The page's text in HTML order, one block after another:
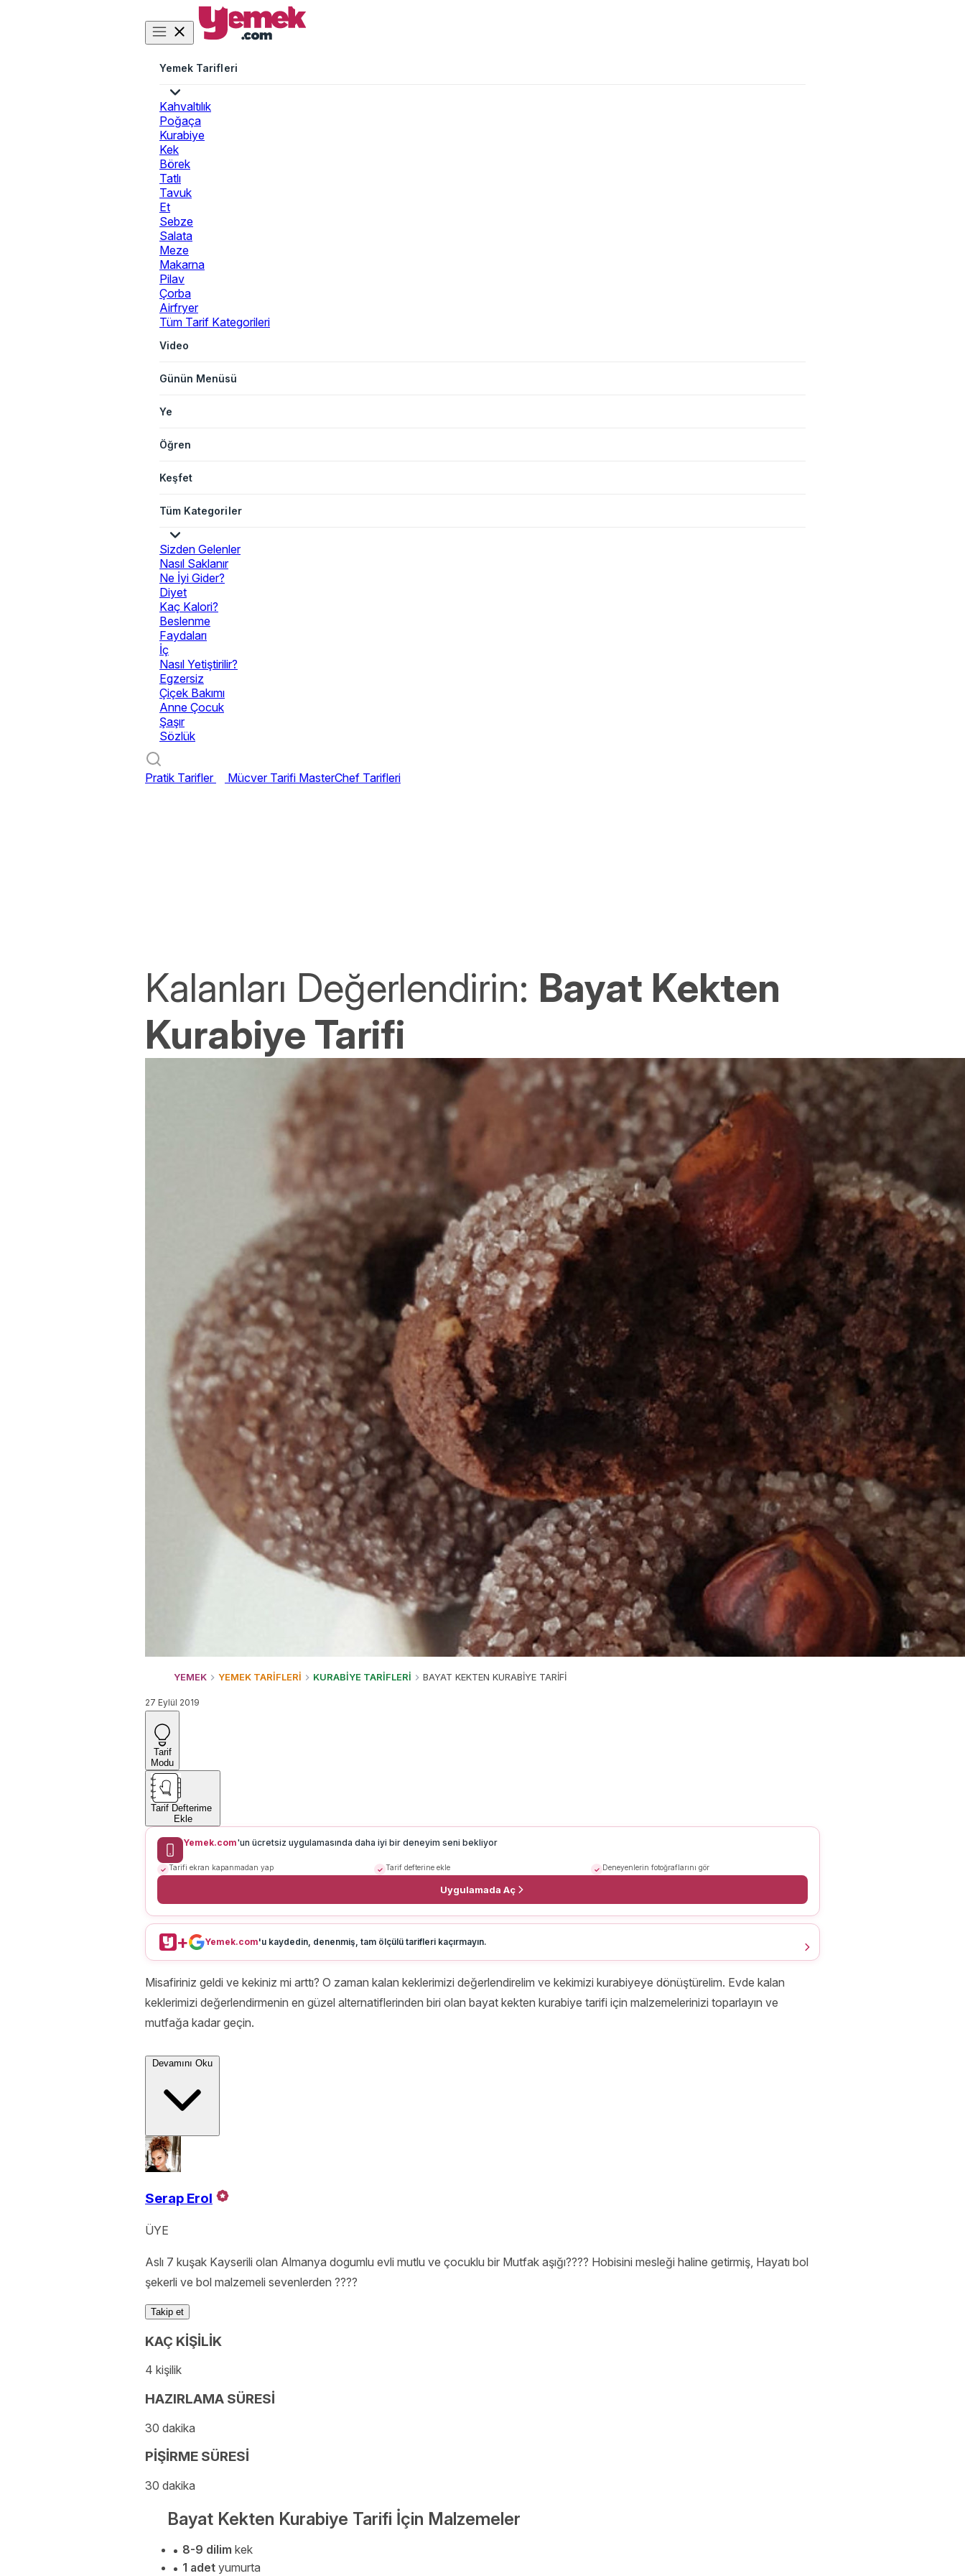
Yemek Tarifleri
Kahvaltılık
Poğaça
Kurabiye
Kek
Börek
Tatlı
Tavuk
Et
Sebze
Salata
Meze
Makarna
Pilav
Çorba
Airfryer
Tüm Tarif Kategorileri
Video
Günün Menüsü
Ye
Öğren
Keşfet
Tüm Kategoriler
Sizden Gelenler
Nasıl Saklanır
Ne İyi Gider?
Diyet
Kaç Kalori?
Beslenme
Faydaları
İç
Nasıl Yetiştirilir?
Egzersiz
Çiçek Bakımı
Anne Çocuk
Şaşır
Sözlük
Pratik Tarifler Mücver Tarifi MasterChef Tarifleri
Kalanları Değerlendirin: Bayat Kekten
Kurabiye Tarifi
YEMEK YEMEK TARİFLERİ KURABİYE TARİFLERİ BAYAT KEKTEN KURABİYE TARİFİ
27 Eylül 2019
Tarif
Modu
Tarif Defterime
Ekle
Yemek.com'un ücretsiz uygulamasında daha iyi bir deneyim seni bekliyor
Tarifi ekran kapanmadan yap Tarif defterine ekle Deneyenlerin fotoğraflarını gör
Uygulamada Aç
+ Yemek.com'u kaydedin, denenmiş, tam ölçülü tarifleri kaçırmayın.
Misafiriniz geldi ve kekiniz mi arttı? O zaman kalan keklerimizi değerlendirelim ve kekimizi kurabiyeye dönüştürelim. Evde kalan
keklerimizi değerlendirmenin en güzel alternatiflerinden biri olan bayat kekten kurabiye tarifi için malzemelerinizi toparlayın ve
mutfağa kadar geçin.
Devamını Oku
Serap Erol
ÜYE
Aslı 7 kuşak Kayserili olan Almanya dogumlu evli mutlu ve çocuklu bir Mutfak aşığı???? Hobisini mesleği haline getirmiş, Hayatı bol
şekerli ve bol malzemeli sevenlerden ????
Takip et
KAÇ KİŞİLİK
4 kişilik
HAZIRLAMA SÜRESİ
30 dakika
PİŞİRME SÜRESİ
30 dakika
Bayat Kekten Kurabiye Tarifi İçin Malzemeler
8-9 dilim kek
1 adet yumurta